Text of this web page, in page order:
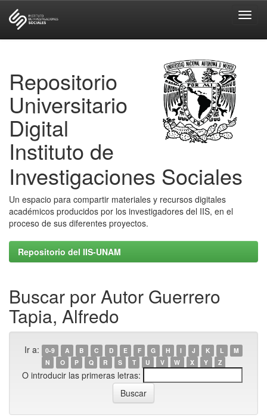
Repositorio
Universitario
Digital
Instituto de
Investigaciones Sociales
Un espacio para compartir materiales y recursos digitales
académicos producidos por los investigadores del IIS, en el
proceso de sus diferentes proyectos.
Repositorio del IIS-UNAM
Buscar por Autor Guerrero
Tapia, Alfredo
Ir a: 0-9 A B C D E F G H I J K L
M
N
O P Q R S T U V W X Y Z
O introducir las primeras letras: